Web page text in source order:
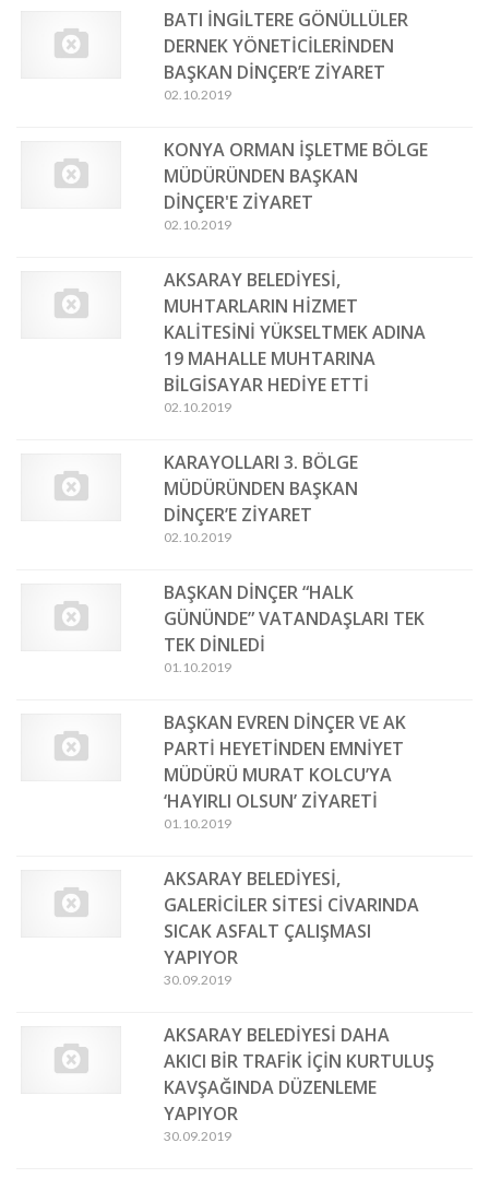
BATI İNGİLTERE GÖNÜLLÜLER
DERNEK YÖNETİCİLERİNDEN
BAŞKAN DİNÇER’E ZİYARET
02.10.2019
KONYA ORMAN İŞLETME BÖLGE
MÜDÜRÜNDEN BAŞKAN
DİNÇER'E ZİYARET
02.10.2019
AKSARAY BELEDİYESİ,
MUHTARLARIN HİZMET
KALİTESİNİ YÜKSELTMEK ADINA
19 MAHALLE MUHTARINA
BİLGİSAYAR HEDİYE ETTİ
02.10.2019
KARAYOLLARI 3. BÖLGE
MÜDÜRÜNDEN BAŞKAN
DİNÇER’E ZİYARET
02.10.2019
BAŞKAN DİNÇER “HALK
GÜNÜNDE” VATANDAŞLARI TEK
TEK DİNLEDİ
01.10.2019
BAŞKAN EVREN DİNÇER VE AK
PARTİ HEYETİNDEN EMNİYET
MÜDÜRÜ MURAT KOLCU’YA
‘HAYIRLI OLSUN’ ZİYARETİ
01.10.2019
AKSARAY BELEDİYESİ,
GALERİCİLER SİTESİ CİVARINDA
SICAK ASFALT ÇALIŞMASI
YAPIYOR
30.09.2019
AKSARAY BELEDİYESİ DAHA
AKICI BİR TRAFİK İÇİN KURTULUŞ
KAVŞAĞINDA DÜZENLEME
YAPIYOR
30.09.2019